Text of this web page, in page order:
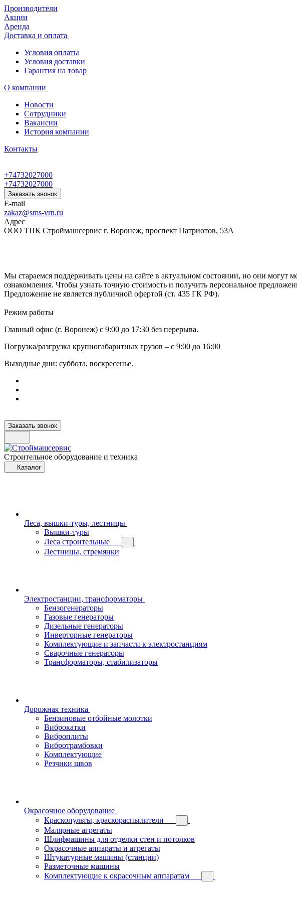
Производители
Акции
Аренда
Доставка и оплата
Условия оплаты
Условия доставки
Гарантия на товар
О компании
Новости
Сотрудники
Вакансии
История компании
Контакты
+74732027000
+74732027000
Заказать звонок
E-mail
zakaz@sms-vrn.ru
Адрес
ООО ТПК Строймашсервис г. Воронеж, проспект Патриотов, 53А
Мы стараемся поддерживать цены на сайте в актуальном состоянии, но они могут
ознакомления. Чтобы узнать точную стоимость и получить персональное
Предложение не является публичной офертой (ст. 435 ГК РФ).
Режим работы
Главный офис (г. Воронеж) с 9:00 до 17:30 без перерыва.
Погрузка/разгрузка крупногабаритных грузов – с 9:00 до 16:00
Выходные дни: суббота, воскресенье.
Заказать звонок
Строительное оборудование и техника
Каталог
Леса, вышки-туры, лестницы
Вышки-туры
Леса строительные
Лестницы, стремянки
Электростанции, трансформаторы
Бензогенераторы
Газовые генераторы
Дизельные генераторы
Инверторные генераторы
Комплектующие и запчасти к электростанциям
Сварочные генераторы
Трансформаторы, стабилизаторы
Дорожная техника
Бензиновые отбойные молотки
Виброкатки
Виброплиты
Вибротрамбовки
Комплектующие
Резчики швов
Окрасочное оборудование
Краскопульты, краскораспылители
Малярные агрегаты
Шлифмашины для отделки стен и потолков
Окрасочные аппараты и агрегаты
Штукатурные машины (станции)
Разметочные машины
Комплектующие к окрасочным аппаратам